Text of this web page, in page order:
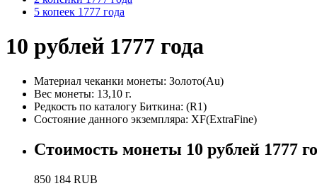
5 копеек 1777 года
10 рублей 1777 года
Материал чеканки монеты: Золото(Au)
Вес монеты: 13,10 г.
Редкость по каталогу Биткина: (R1)
Состояние данного экземпляра: XF(ExtraFine)
Стоимость монеты 10 рублей 1777
850 184 RUB